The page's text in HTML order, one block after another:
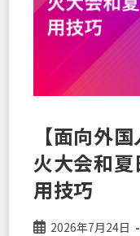
在
就
提
补
完
【面向外
火大会和
用技巧
Post2026年7月24日